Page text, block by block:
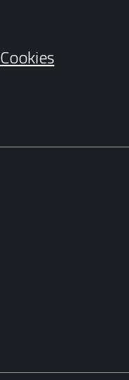
Cookies